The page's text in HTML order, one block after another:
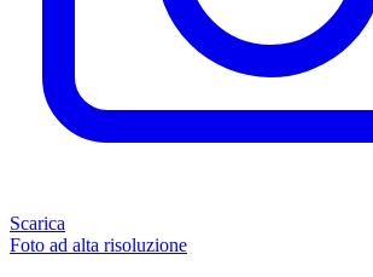
Scarica
Foto ad alta risoluzione